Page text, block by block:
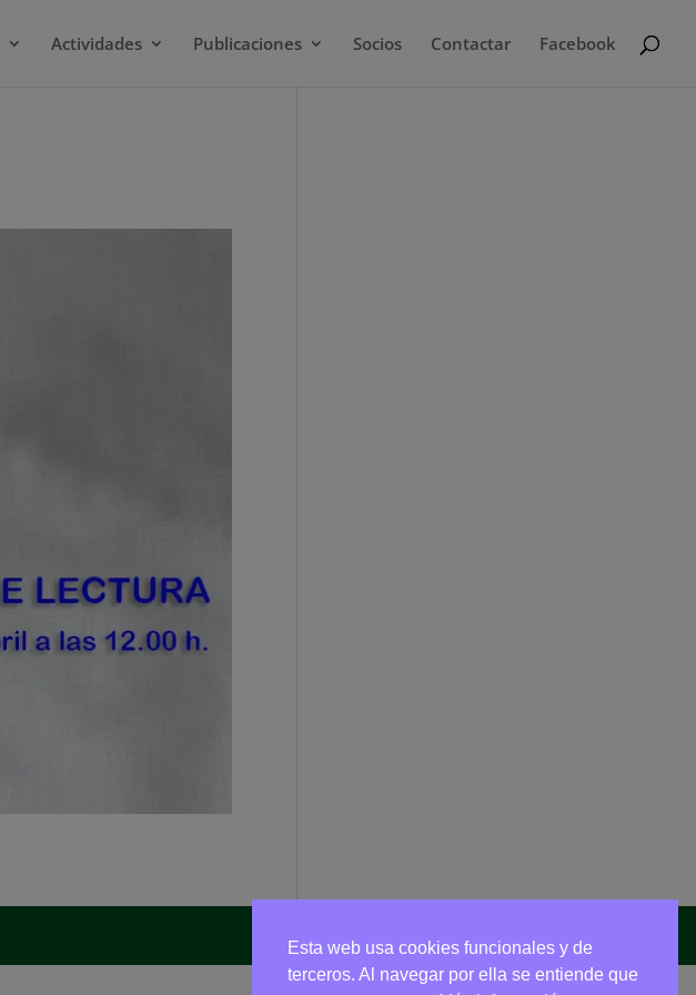
Actividades Publicaciones Socios Contactar Facebook
Esta web usa cookies funcionales y de
terceros. Al navegar por ella se entiende que